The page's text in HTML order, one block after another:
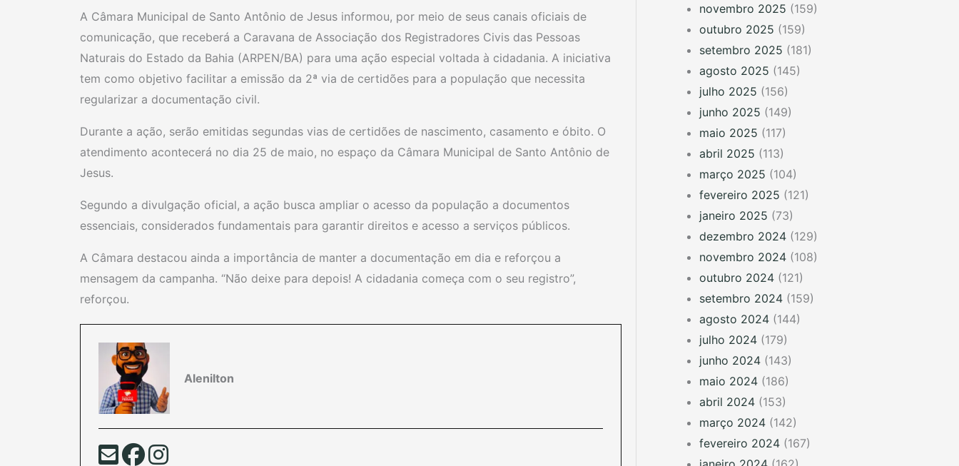
A Câmara Municipal de Santo Antônio de Jesus informou, por meio de seus canais oficiais de
comunicação, que receberá a Caravana de Associação dos Registradores Civis das Pessoas
Naturais do Estado da Bahia (ARPEN/BA) para uma ação especial voltada à cidadania. A iniciativa
tem como objetivo facilitar a emissão da 2ª via de certidões para a população que necessita
regularizar a documentação civil.
Durante a ação, serão emitidas segundas vias de certidões de nascimento, casamento e óbito. O
atendimento acontecerá no dia 25 de maio, no espaço da Câmara Municipal de Santo Antônio de
Jesus.
Segundo a divulgação oficial, a ação busca ampliar o acesso da população a documentos
essenciais, considerados fundamentais para garantir direitos e acesso a serviços públicos.
A Câmara destacou ainda a importância de manter a documentação em dia e reforçou a
mensagem da campanha. “Não deixe para depois! A cidadania começa com o seu registro”,
reforçou.
Alenilton
novembro 2025 (159)
outubro 2025 (159)
setembro 2025 (181)
agosto 2025 (145)
julho 2025 (156)
junho 2025 (149)
maio 2025 (117)
abril 2025 (113)
março 2025 (104)
fevereiro 2025 (121)
janeiro 2025 (73)
dezembro 2024 (129)
novembro 2024 (108)
outubro 2024 (121)
setembro 2024 (159)
agosto 2024 (144)
julho 2024 (179)
junho 2024 (143)
maio 2024 (186)
abril 2024 (153)
março 2024 (142)
fevereiro 2024 (167)